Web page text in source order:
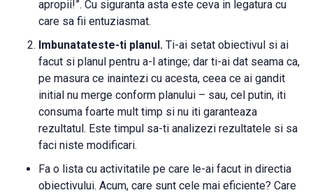
apropii!”. Cu siguranta asta este ceva in legatura cu
care sa fii entuziasmat.
Imbunatateste-ti planul. Ti-ai setat obiectivul si ai
facut si planul pentru a-l atinge; dar ti-ai dat seama ca,
pe masura ce inaintezi cu acesta, ceea ce ai gandit
initial nu merge conform planului – sau, cel putin, iti
consuma foarte mult timp si nu iti garanteaza
rezultatul. Este timpul sa-ti analizezi rezultatele si sa
faci niste modificari.
Fa o lista cu activitatile pe care le-ai facut in directia
obiectivului. Acum, care sunt cele mai eficiente? Care